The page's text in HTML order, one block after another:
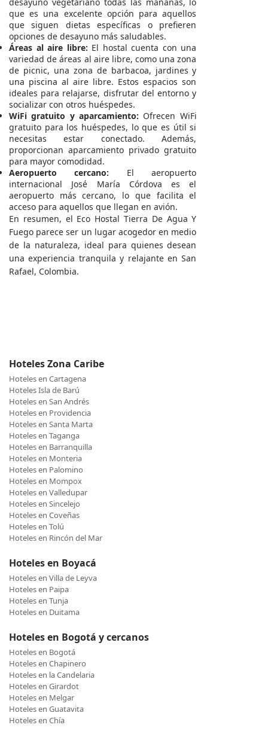
desayuno vegetariano todas las mañanas, lo
que es una excelente opción para aquellos
que siguen dietas específicas o prefieren
opciones de desayuno más saludables.
Áreas al aire libre: El hostal cuenta con una
variedad de áreas al aire libre, como una zona
de picnic, una zona de barbacoa, jardines y
una piscina al aire libre. Estos espacios son
ideales para relajarse, disfrutar del entorno y
socializar con otros huéspedes.
WiFi gratuito y aparcamiento: Ofrecen WiFi
gratuito para los huéspedes, lo que es útil si
necesitas estar conectado. Además,
proporcionan aparcamiento privado gratuito
para mayor comodidad.
Aeropuerto cercano: El aeropuerto
internacional José María Córdova es el
aeropuerto más cercano, lo que facilita el
acceso para aquellos que llegan en avión.
En resumen, el Eco Hostal Tierra De Agua Y
Fuego parece ser un lugar acogedor en medio
de la naturaleza, ideal para quienes desean
una experiencia tranquila y relajante en San
Rafael, Colombia.
Hoteles Zona Caribe
Hoteles en Cartagena
Hoteles Isla de Barú
Hoteles en San Andrés
Hoteles en Providencia
Hoteles en Santa Marta
Hoteles en Taganga
Hoteles en Barranquilla
Hoteles en Monteria
Hoteles en Palomino
Hoteles en Mompox
Hoteles en Valledupar
Hoteles en Sincelejo
Hoteles en Coveñas
Hoteles en Tolú
Hoteles en Rincón del Mar
Hoteles en Boyacá
Hoteles en Villa de Leyva
Hoteles en Paipa
Hoteles en Tunja
Hoteles en Duitama
Hoteles en Bogotá y cercanos
Hoteles en Bogotá
Hoteles en Chapinero
Hoteles en la Candelaria
Hoteles en Girardot
Hoteles en Melgar
Hoteles en Guatavita
Hoteles en Chía